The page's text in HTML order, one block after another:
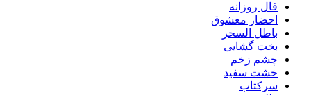
فال روزانه
احضار معشوق
باطل السحر
بخت گشایی
چشم زخم
خشت سفید
سرکتاب